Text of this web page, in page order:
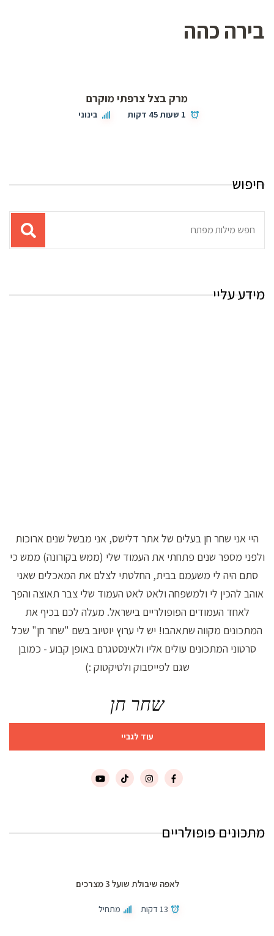
בירה כהה
מרק בצל צרפתי מוקרם
1 שעות 45 דקות בינוני
חיפוש
מידע עליי
היי אני שחר חן בעלים של אתר דלישס, אני מבשל שנים ארוכות
ולפני מספר שנים פתחתי את העמוד שלי (ממש בקורונה) ממש כי
סתם היה לי משעמם בבית, החלטתי לצלם את המאכלים שאני
אוהב להכין לי ולמשפחה ולאט לאט העמוד שלי צבר תאוצה והפך
לאחד העמודים הפופולריים בישראל. מעלה לכם בכיף את
המתכונים מקווה שתאהבו! יש לי ערוץ יוטיוב בשם "שחר חן" שכל
סרטוני המתכונים עולים אליו ולאינסטגרם באופן קבוע - כמובן
שגם לפייסבוק ולטיקטוק :)
שחר חן
עוד לגביי
מתכונים פופולריים
לאפה שיבולת שועל 3 מצרכים
13 דקות מתחיל